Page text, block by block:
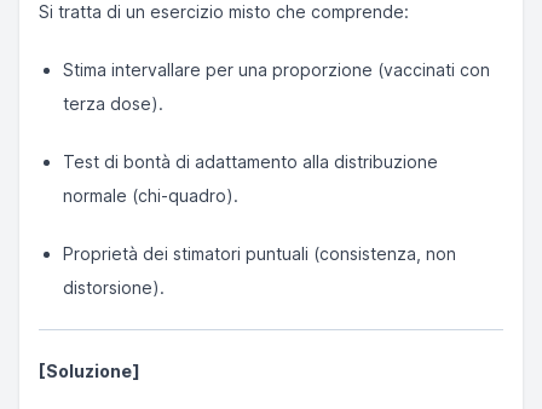
Si tratta di un esercizio misto che comprende:
Stima intervallare per una proporzione (vaccinati con
terza dose).
Test di bontà di adattamento alla distribuzione
normale (chi-quadro).
Proprietà dei stimatori puntuali (consistenza, non
distorsione).
[Soluzione]